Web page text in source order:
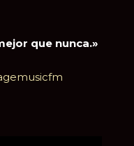
que nunca.»